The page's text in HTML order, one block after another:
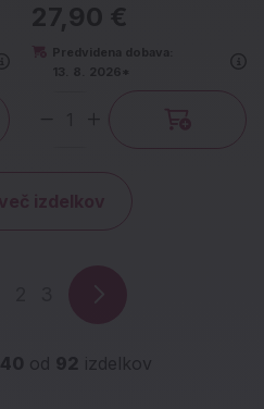
27,90 €
Predvidena dobava:
13. 8. 2026*
40 od 92 izdelkov